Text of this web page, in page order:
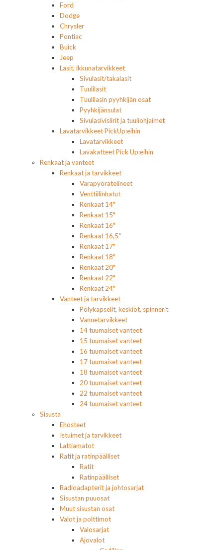
Ford
Dodge
Chrysler
Pontiac
Buick
Jeep
Lasit, ikkunatarvikkeet
Sivulasit/takalasit
Tuulilasit
Tuulilasin pyyhkijän osat
Pyyhkijänsulat
Sivulasivisiirit ja tuuliohjaimet
Lavatarvikkeet PickUp:eihin
Lavatarvikkeet
Lavakatteet Pick Up:eihin
Renkaat ja vanteet
Renkaat ja tarvikkeet
Varapyörätelineet
Venttiilinhatut
Renkaat 14"
Renkaat 15"
Renkaat 16"
Renkaat 16,5"
Renkaat 17"
Renkaat 18"
Renkaat 20"
Renkaat 22"
Renkaat 24"
Vanteet ja tarvikkeet
Pölykapselit, keskiöt, spinnerit
Vannetarvikkeet
14 tuumaiset vanteet
15 tuumaiset vanteet
16 tuumaiset vanteet
17 tuumaiset vanteet
18 tuumaiset vanteet
20 tuumaiset vanteet
22 tuumaiset vanteet
24 tuumaiset vanteet
Sisusta
Ehosteet
Istuimet ja tarvikkeet
Lattiamatot
Ratit ja ratinpäälliset
Ratit
Ratinpäälliset
Radioadapterit ja johtosarjat
Sisustan puuosat
Muut sisustan osat
Valot ja polttimot
Valosarjat
Ajovalot